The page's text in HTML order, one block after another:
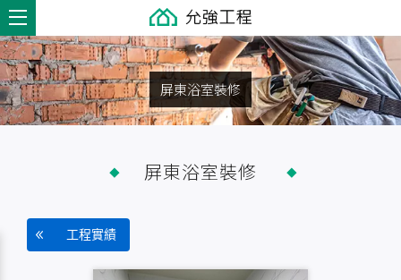
屏東浴室裝修
屏東浴室裝修
工程實績